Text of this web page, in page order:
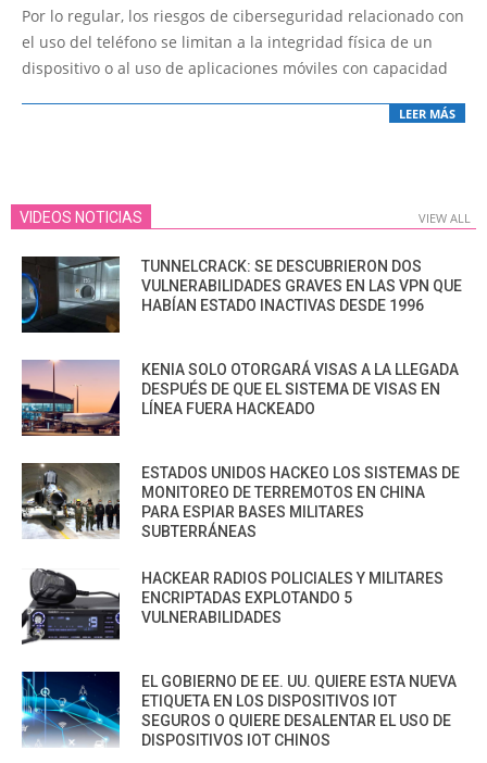
08-
12
Por lo regular, los riesgos de ciberseguridad relacionado con
el uso del teléfono se limitan a la integridad física de un
dispositivo o al uso de aplicaciones móviles con capacidad
LEER MÁS
VIDEOS NOTICIAS VIEW ALL
TUNNELCRACK: SE DESCUBRIERON DOS
VULNERABILIDADES GRAVES EN LAS VPN QUE
HABÍAN ESTADO INACTIVAS DESDE 1996
KENIA SOLO OTORGARÁ VISAS A LA LLEGADA
DESPUÉS DE QUE EL SISTEMA DE VISAS EN
LÍNEA FUERA HACKEADO
ESTADOS UNIDOS HACKEO LOS SISTEMAS DE
MONITOREO DE TERREMOTOS EN CHINA
PARA ESPIAR BASES MILITARES
SUBTERRÁNEAS
HACKEAR RADIOS POLICIALES Y MILITARES
ENCRIPTADAS EXPLOTANDO 5
VULNERABILIDADES
EL GOBIERNO DE EE. UU. QUIERE ESTA NUEVA
ETIQUETA EN LOS DISPOSITIVOS IOT
SEGUROS O QUIERE DESALENTAR EL USO DE
DISPOSITIVOS IOT CHINOS